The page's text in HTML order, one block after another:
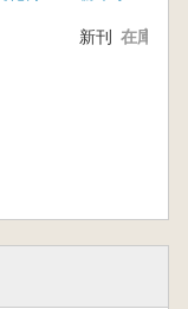
新刊 在庫なし